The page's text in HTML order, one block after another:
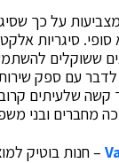
על כך
סיגריות
ששוקלים
לדבר עם ספק
שלעיתים
מחברים ובני
– חנות בוטיק